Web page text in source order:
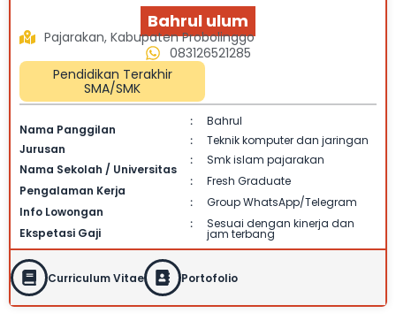
Bahrul ulum
Pendidikan Terakhir
SMA/SMK
083126521285
Pajarakan, Kabupaten Probolinggo
Nama Panggilan
:
Bahrul
Jurusan
:
Teknik komputer dan jaringan
Nama Sekolah / Universitas
: Smk islam pajarakan
Pengalaman Kerja
: Fresh Graduate
Info Lowongan
: Group WhatsApp/Telegram
Ekspetasi Gaji
: Sesuai dengan kinerja dan
jam terbang
Curriculum Vitae Portofolio